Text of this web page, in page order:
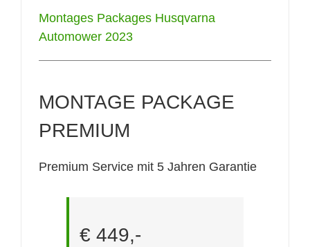
Montages Packages Husqvarna
Automower 2023
MONTAGE PACKAGE
PREMIUM
Premium Service mit 5 Jahren Garantie
€ 449,-